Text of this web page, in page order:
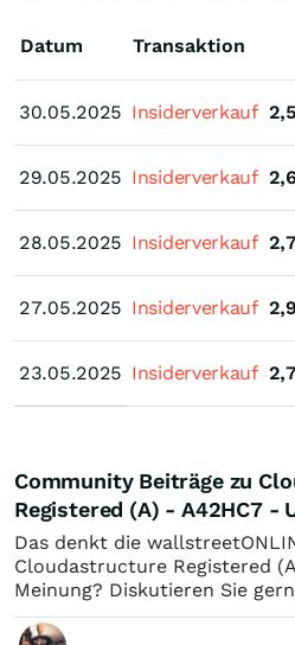
Datum
30.05.2025
29.05.2025
28.05.2025
27.05.2025
23.05.2025
Transaktion
30.05.2025 Insiderverkauf
29.05.2025 Insiderverkauf
28.05.2025 Insiderverkauf
27.05.2025 Insiderverkauf
23.05.2025 Insiderverkauf
Community Beiträge zu
Registered (A) - A42HC7 -
Das denkt die
Cloudastructure Registered
Meinung? Diskutieren Sie